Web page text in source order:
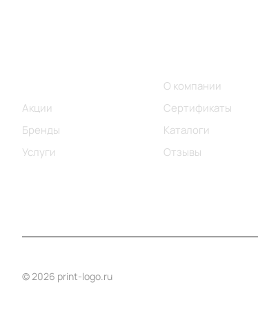
Акции
Бренды
Услуги
О компании
Сертификаты
Каталоги
Отзывы
© 2026 print-logo.ru